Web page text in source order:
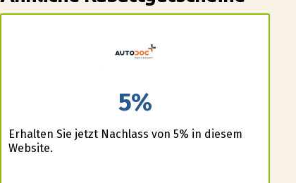
5%
Erhalten Sie jetzt Nachlass von 5% in diesem
Website.